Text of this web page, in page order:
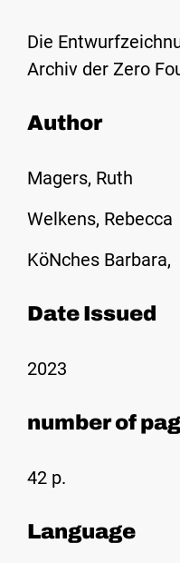
Die
Archiv der Zero
Author
Magers, Ruth
Welkens, Rebecca
KöNches Barbara,
Date Issued
2023
number of
42 p.
Language